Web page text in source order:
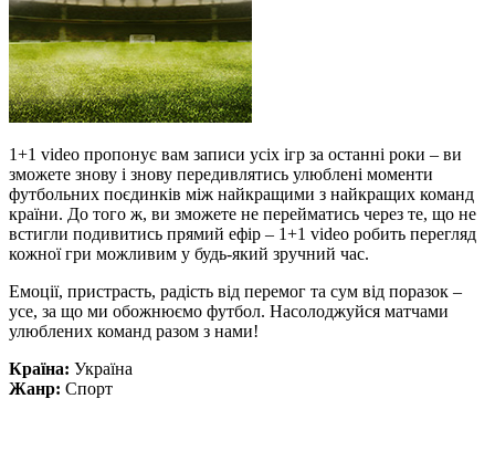
1+1 video пропонує вам записи усіх ігр за останні роки – ви
зможете знову і знову передивлятись улюблені моменти
футбольних поєдинків між найкращими з найкращих команд
країни. До того ж, ви зможете не перейматись через те, що не
встигли подивитись прямий ефір – 1+1 video робить перегляд
кожної гри можливим у будь-який зручний час.
Емоції, пристрасть, радість від перемог та сум від поразок –
усе, за що ми обожнюємо футбол. Насолоджуйся матчами
улюблених команд разом з нами!
Країна: Україна
Жанр: Спорт